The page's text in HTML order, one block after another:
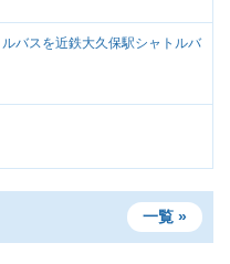
バスを近鉄大久保駅シャトルバ
一覧 »